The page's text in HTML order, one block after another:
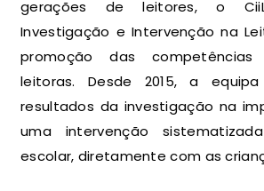
gerações de leitores, o
Investigação e Intervenção na
promoção das
leitoras. Desde 2015, a
resultados da investigação na
uma intervenção
escolar, diretamente com as